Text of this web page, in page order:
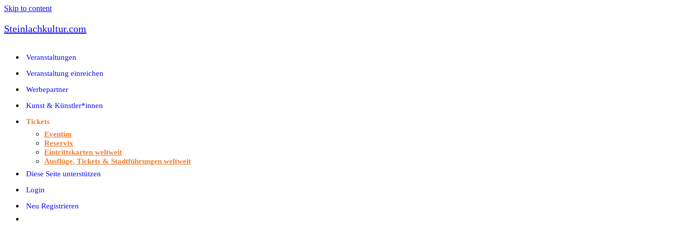
Skip to content
Steinlachkultur.com
Veranstaltungen
Veranstaltung einreichen
Werbepartner
Kunst & Künstler*innen
Tickets
Eventim
Reservix
Eintrittskarten weltweit
Ausflüge, Tickets & Stadtführungen weltweit
Diese Seite unterstützen
Login
Neu Registrieren